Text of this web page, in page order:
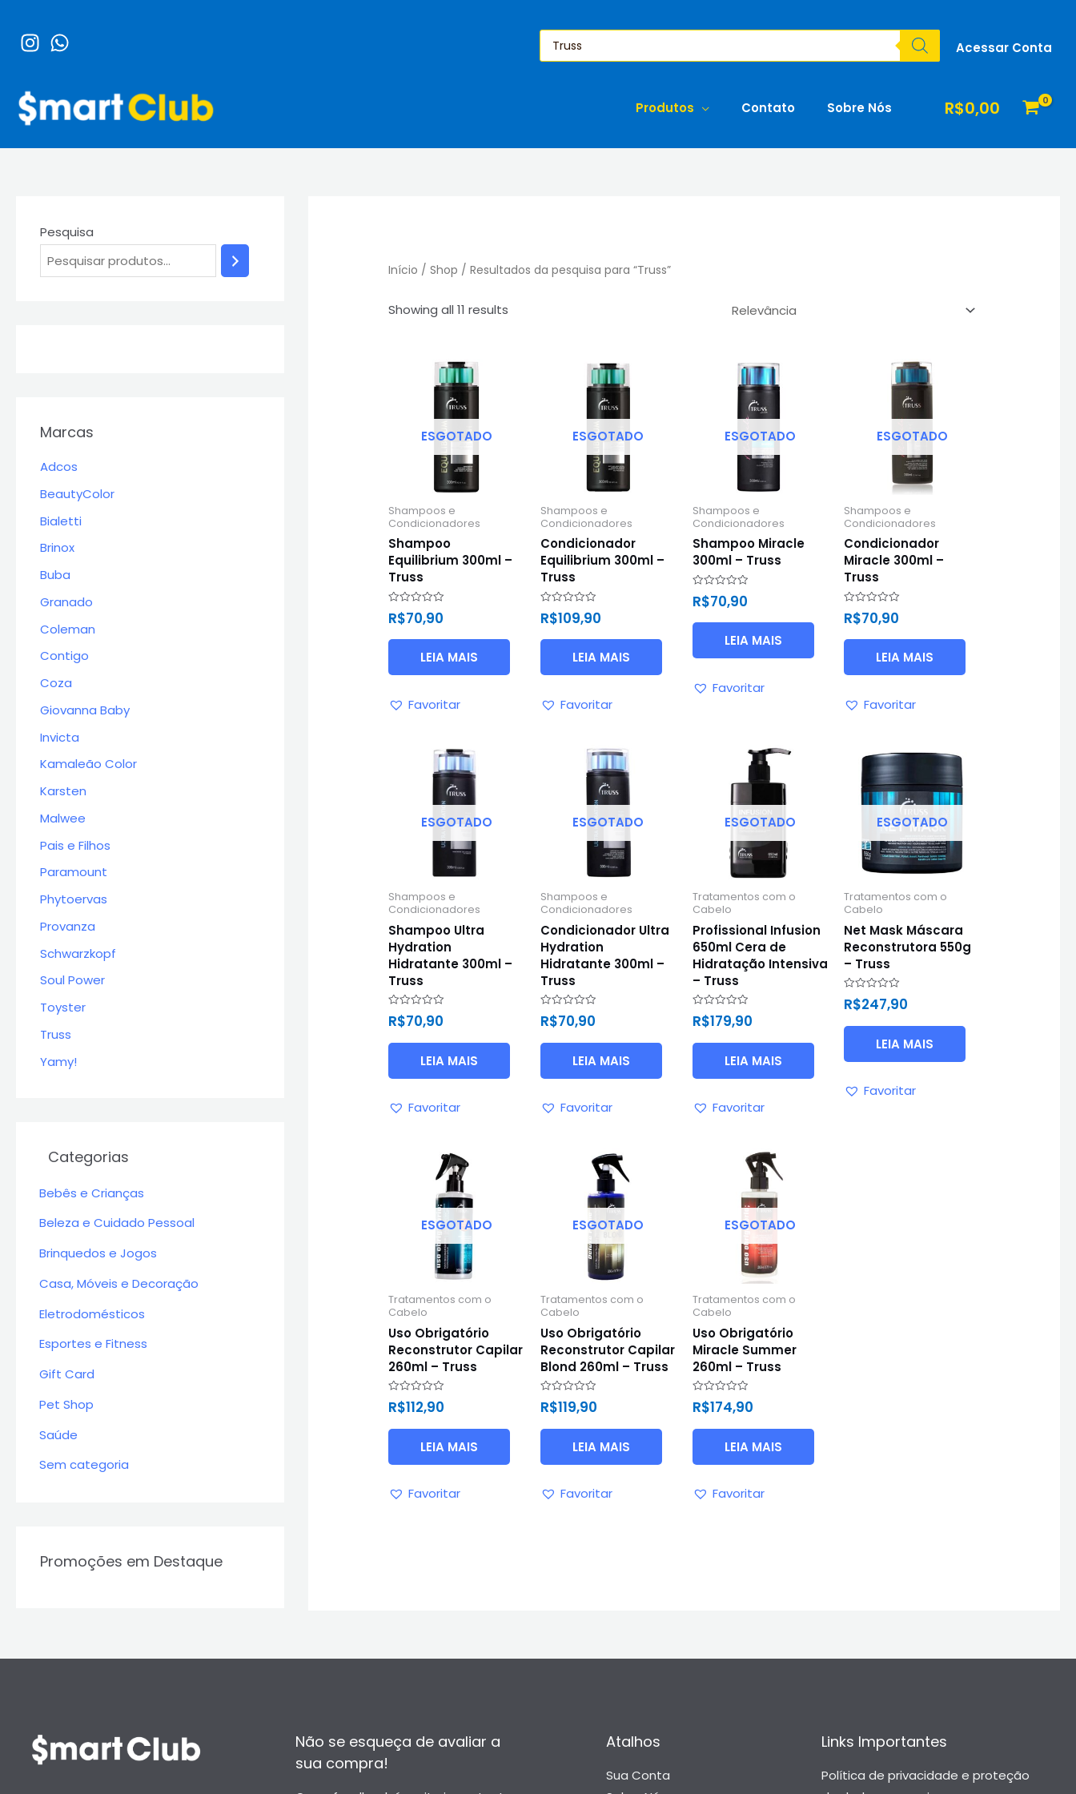
para
Pesquisar
produtos Acessar Conta
Produtos Contato Sobre Nós R$0,00
Pesquisa
Marcas
Adcos
BeautyColor
Bialetti
Brinox
Buba
Granado
Coleman
Contigo
Coza
Giovanna Baby
Invicta
Kamaleão Color
Karsten
Malwee
Pais e Filhos
Paramount
Phytoervas
Provanza
Schwarzkopf
Soul Power
Toyster
Truss
Yamy!
Categorias
Bebês e Crianças
Beleza e Cuidado Pessoal
Brinquedos e Jogos
Casa, Móveis e Decoração
Eletrodomésticos
Esportes e Fitness
Gift Card
Pet Shop
Saúde
Sem categoria
Promoções em Destaque
Início /Shop / Resultados da pesquisa para “Truss”
Showing all 11 results
ESGOTADO
Shampoos e
Condicionadores
Shampoo
Equilibrium 300ml –
Truss
Avaliação
0
5
R$70,90
LEIA MAIS
Favoritar
ESGOTADO
Shampoos e
Condicionadores
Condicionador
Equilibrium 300ml –
Truss
Avaliação
0
5
R$109,90
LEIA MAIS
Favoritar
ESGOTADO
Shampoos e
Condicionadores
Shampoo Miracle
300ml – Truss
Avaliação
0
5
R$70,90
LEIA MAIS
Favoritar
ESGOTADO
Shampoos e
Condicionadores
Condicionador
Miracle 300ml –
Truss
Avaliação
0
5
R$70,90
LEIA MAIS
Favoritar
ESGOTADO
Shampoos e
Condicionadores
Shampoo Ultra
Hydration
Hidratante 300ml –
Truss
Avaliação
0
5
R$70,90
LEIA MAIS
Favoritar
ESGOTADO
Shampoos e
Condicionadores
Condicionador Ultra
Hydration
Hidratante 300ml –
Truss
Avaliação
0
5
R$70,90
LEIA MAIS
Favoritar
ESGOTADO
Tratamentos com o
Cabelo
Profissional Infusion
650ml Cera de
Hidratação Intensiva
– Truss
Avaliação
0
5
R$179,90
LEIA MAIS
Favoritar
ESGOTADO
Tratamentos com o
Cabelo
Net Mask Máscara
Reconstrutora 550g
– Truss
Avaliação
0
5
R$247,90
LEIA MAIS
Favoritar
ESGOTADO
Tratamentos com o
Cabelo
Uso Obrigatório
Reconstrutor Capilar
260ml – Truss
Avaliação
0
5
R$112,90
LEIA MAIS
Favoritar
ESGOTADO
Tratamentos com o
Cabelo
Uso Obrigatório
Reconstrutor Capilar
Blond 260ml – Truss
Avaliação
0
5
R$119,90
LEIA MAIS
Favoritar
ESGOTADO
Tratamentos com o
Cabelo
Uso Obrigatório
Miracle Summer
260ml – Truss
Avaliação
0
5
R$174,90
LEIA MAIS
Favoritar
Não se esqueça de avaliar a
sua compra!
Atalhos
Sua Conta
Links Importantes
Política de privacidade e proteção